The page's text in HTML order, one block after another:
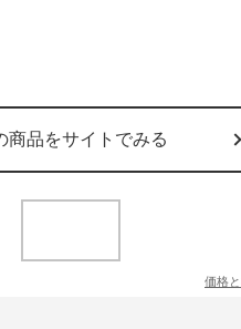
商品をサイトでみる
価格